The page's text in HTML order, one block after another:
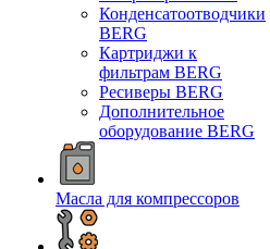
Конденсатоотводчики
BERG
Картриджи к
фильтрам BERG
Ресиверы BERG
Дополнительное
оборудование BERG
Масла для компрессоров